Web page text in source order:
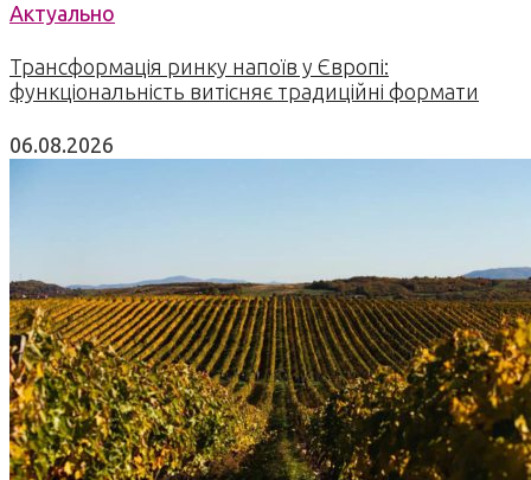
Актуально
Трансформація ринку напоїв у Європі:
функціональність витісняє традиційні формати
06.08.2026